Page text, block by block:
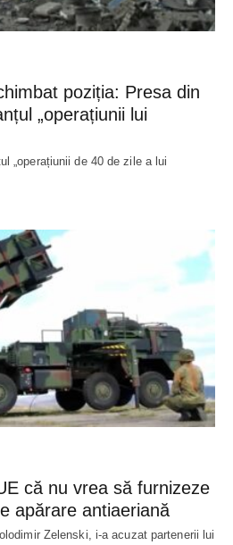
poziția: Presa din
„operațiunii lui
„operațiunii de 40 de zile a lui
că nu vrea să furnizeze
apărare antiaeriană
Zelenski, i-a acuzat partenerii lui